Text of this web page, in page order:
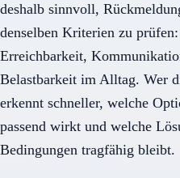
deshalb sinnvoll,
denselben Kriterien zu
Erreichbarkeit,
Belastbarkeit im Alltag. Wer
erkennt schneller, welche
passend wirkt und welche
Bedingungen tragfähig bleibt.